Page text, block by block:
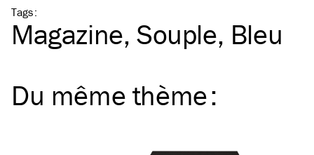
Tags:
Magazine Souple Bleu
Du même thème: